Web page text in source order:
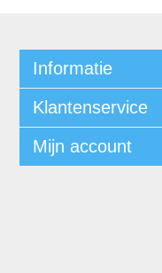
Informatie
Klantenservice
Mijn account